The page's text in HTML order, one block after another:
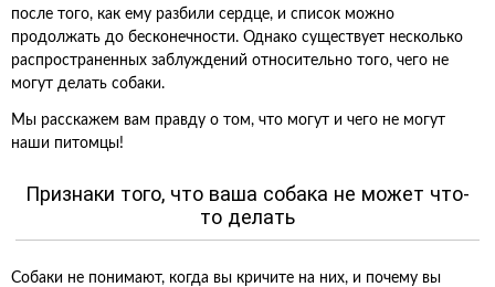
после того, как ему разбили сердце, и список можно
продолжать до бесконечности. Однако существует несколько
распространенных заблуждений относительно того, чего не
могут делать собаки.
Мы расскажем вам правду о том, что могут и чего не могут
наши питомцы!
Признаки того, что ваша собака не может что-
то делать
Собаки не понимают, когда вы кричите на них, и почему вы